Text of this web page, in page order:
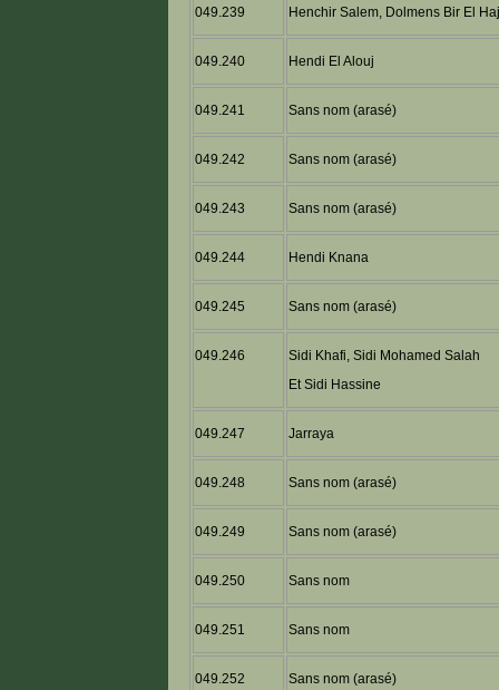
049.239 Henchir Salem, Dolmens Bir El
049.240 Hendi El Alouj
049.241 Sans nom (arasé)
049.242 Sans nom (arasé)
049.243 Sans nom (arasé)
049.244 Hendi Knana
049.245 Sans nom (arasé)
049.246
Sidi Khafi, Sidi Mohamed Salah
Et Sidi Hassine
049.247 Jarraya
049.248 Sans nom (arasé)
049.249 Sans nom (arasé)
049.250 Sans nom
049.251 Sans nom
049.252 Sans nom (arasé)